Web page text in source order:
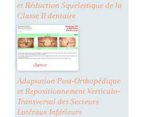
et Réduction Squelettique de la
Classe II dentaire
Adaptation Post-Orthopédique
et Repositionnement Verticalo-
Transversal des Secteurs
Latéraux Inférieurs